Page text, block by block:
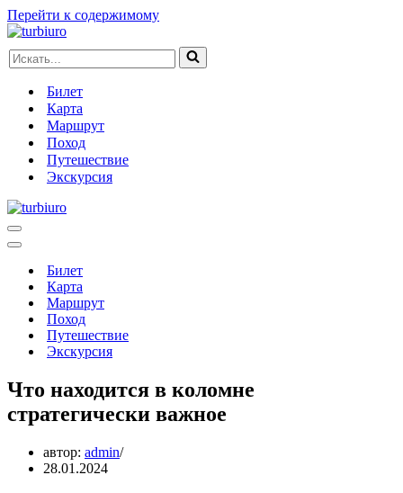
Перейти к содержимому
Искать...
Билет
Карта
Маршрут
Поход
Путешествие
Экскурсия
Меню
навигации
Меню
навигацииБилет
Карта
Маршрут
Поход
Путешествие
Экскурсия
Что находится в коломне
стратегически важное
автор: admin
28.01.2024